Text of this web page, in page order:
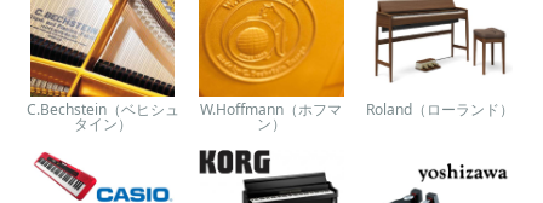
C.Bechstein（ベヒシュ
タイン）
W.Hoffmann（ホフマ
ン）
Roland（ローランド）